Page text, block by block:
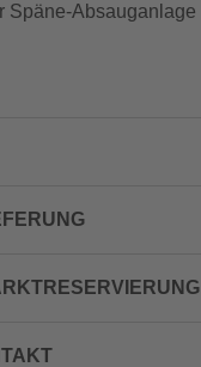
Späne-Absauganlage